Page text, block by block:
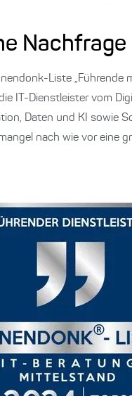
Liste
IT-Dienstleister vom
Daten und KI sowie
nach wie vor eine